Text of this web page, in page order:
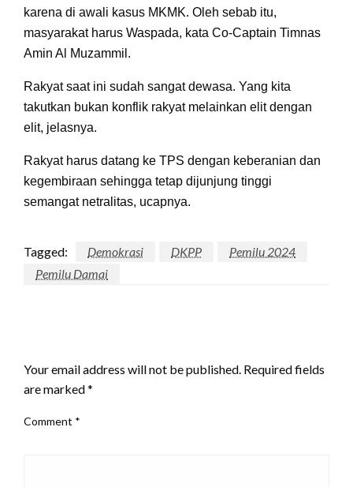
karena di awali kasus MKMK. Oleh sebab itu,
masyarakat harus Waspada, kata Co-Captain Timnas
Amin Al Muzammil.
Rakyat saat ini sudah sangat dewasa. Yang kita
takutkan bukan konflik rakyat melainkan elit dengan
elit, jelasnya.
Rakyat harus datang ke TPS dengan keberanian dan
kegembiraan sehingga tetap dijunjung tinggi
semangat netralitas, ucapnya.
Tagged: Demokrasi DKPP
Pemilu 2024
Pemilu Damai
Your email address will not be published. Required fields
are marked*
Comment *